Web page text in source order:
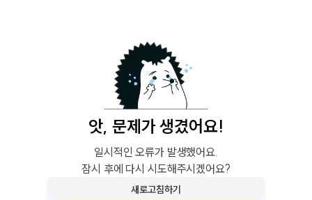
앗, 문제가 생겼어요!
일시적인 오류가 발생했어요.
잠시 후에 다시 시도해주시겠어요?
새로고침하기